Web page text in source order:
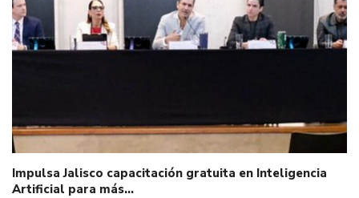
Impulsa Jalisco capacitación gratuita en Inteligencia
Artificial para más…